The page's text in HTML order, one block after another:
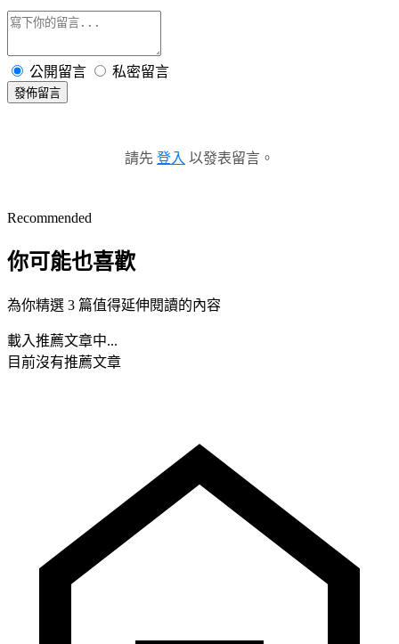
公開留言 私密留言
發佈留言
請先 登入 以發表留言。
Recommended
你可能也喜歡
為你精選 3 篇值得延伸閱讀的內容
載入推薦文章中...
目前沒有推薦文章